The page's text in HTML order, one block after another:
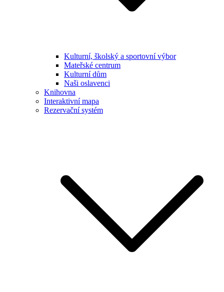
Kulturní, školský a sportovní výbor
Mateřské centrum
Kulturní dům
Naši oslavenci
Knihovna
Interaktivní mapa
Rezervační systém